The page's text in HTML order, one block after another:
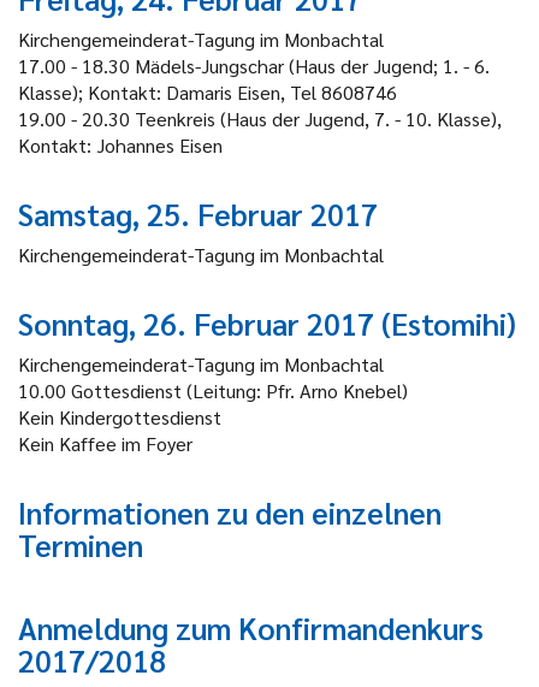
Kirchengemeinderat-Tagung im Monbachtal
17.00 - 18.30 Mädels-Jungschar (Haus der Jugend; 1. - 6.
Klasse); Kontakt: Damaris Eisen, Tel 8608746
19.00 - 20.30 Teenkreis (Haus der Jugend, 7. - 10. Klasse),
Kontakt: Johannes Eisen
Samstag, 25. Februar 2017
Kirchengemeinderat-Tagung im Monbachtal
Sonntag, 26. Februar 2017 (Estomihi)
Kirchengemeinderat-Tagung im Monbachtal
10.00 Gottesdienst (Leitung: Pfr. Arno Knebel)
Kein Kindergottesdienst
Kein Kaffee im Foyer
Informationen zu den einzelnen
Terminen
Anmeldung zum Konfirmandenkurs
2017/2018